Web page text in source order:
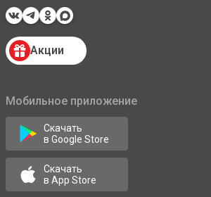
Акции
Мобильное приложение
Скачать
в Google Store
Скачать
в App Store